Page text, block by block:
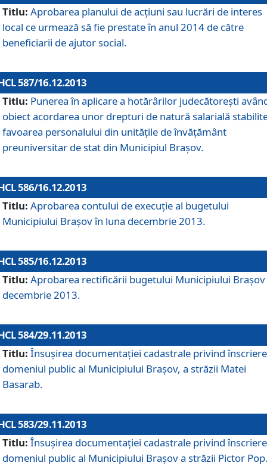
Titlu: Aprobarea planului de acţiuni sau lucrări de interes
local ce urmează să fie prestate în anul 2014 de către
beneficiarii de ajutor social.
587/16.12.2013
Titlu: Punerea în aplicare a hotărârilor judecătoreşti
obiect acordarea unor drepturi de natură salarială
favoarea personalului din unităţile de învăţământ
preuniversitar de stat din Municipiul Braşov.
586/16.12.2013
Titlu: Aprobarea contului de execuţie al bugetului
Municipiului Braşov în luna decembrie 2013.
585/16.12.2013
Titlu: Aprobarea rectificării bugetului Municipiului Braşov
decembrie 2013.
584/29.11.2013
Titlu: Însuşirea documentaţiei cadastrale privind
domeniul public al Municipiului Braşov, a străzii Matei
Basarab.
583/29.11.2013
Titlu: Însuşirea documentaţiei cadastrale privind
domeniul public al Municipiului Braşov a străzii Pictor